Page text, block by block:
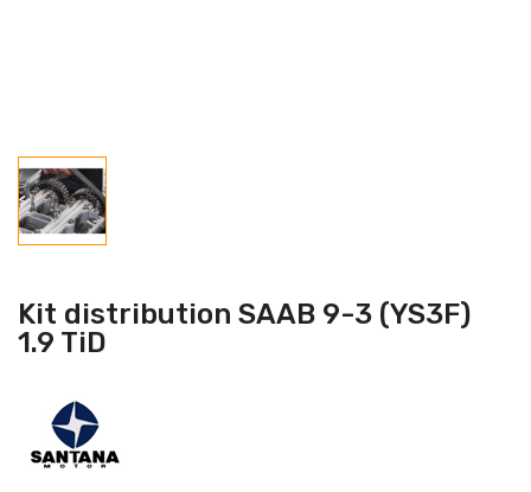
Kit distribution SAAB 9-3 (YS3F)
1.9 TiD